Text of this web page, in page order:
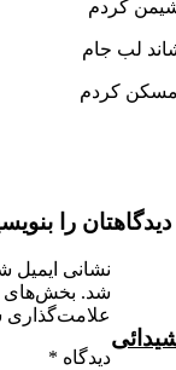
کردم
لب جام
مسکن کردم
دیدگاهتان را
نشانی ایمیل
شد. بخش‌های
علامت‌گذاری
دیدگاه *